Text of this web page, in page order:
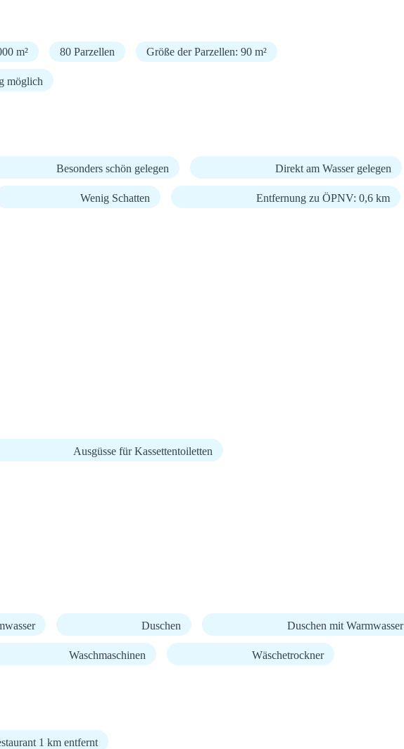
m² 80 Parzellen Größe der Parzellen: 90 m²
möglich
Besonders schön gelegen Direkt am Wasser gelegen
Wenig Schatten Entfernung zu ÖPNV: 0,6 km
Ausgüsse für Kassettentoiletten
Duschen Duschen mit Warmwasser
Waschmaschinen Wäschetrockner
1 km entfernt